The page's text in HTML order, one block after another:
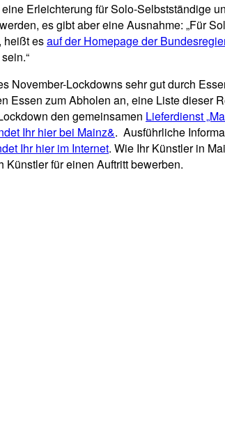
Erleichterung für Solo-Selbstständige
es gibt aber eine Ausnahme: „Für
heißt esauf der Homepage der
November-Lockdowns sehr gut durch
Essen zum Abholen an, eine Liste dieser
den gemeinsamen Lieferdienst
Ihr hier bei Mainz&. Ausführliche
Ihr hier im Internet. Wie Ihr Künstler in
Künstler für einen Auftritt bewerben.